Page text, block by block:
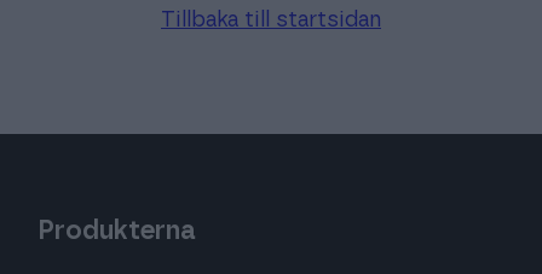
Tillbaka till startsidan
Produkterna